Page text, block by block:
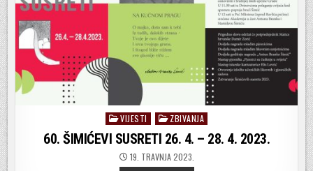
Posted
in
VIJESTI ZBIVANJA
60. ŠIMIĆEVI SUSRETI 26. 4. – 28. 4. 2023.
19. TRAVNJA 2023.